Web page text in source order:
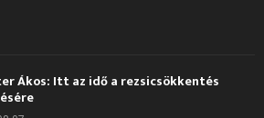
Ákos: Itt az idő a rezsicsökkentés